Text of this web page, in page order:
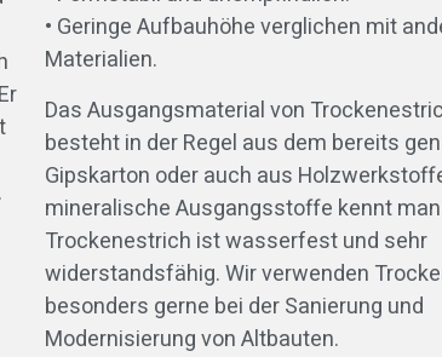
• Geringe Aufbauhöhe verglichen mit
Materialien.
Das Ausgangsmaterial von
besteht in der Regel aus dem bereits
Gipskarton oder auch aus
mineralische Ausgangsstoffe kennt
Trockenestrich ist wasserfest und sehr
widerstandsfähig. Wir verwenden
besonders gerne bei der Sanierung und
Modernisierung von Altbauten.